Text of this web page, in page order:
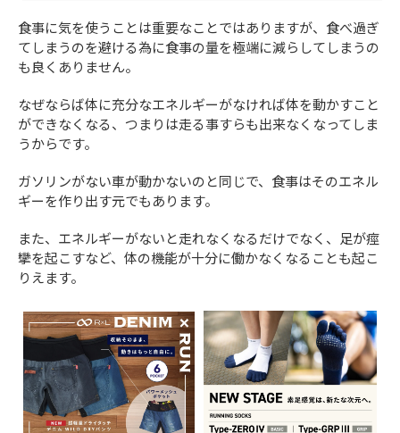
食事に気を使うことは重要なことではありますが、食べ過ぎ
てしまうのを避ける為に食事の量を極端に減らしてしまうの
も良くありません。
なぜならば体に充分なエネルギーがなければ体を動かすこと
ができなくなる、つまりは走る事すらも出来なくなってしま
うからです。
ガソリンがない車が動かないのと同じで、食事はそのエネル
ギーを作り出す元でもあります。
また、エネルギーがないと走れなくなるだけでなく、足が痙
攣を起こすなど、体の機能が十分に働かなくなることも起こ
りえます。